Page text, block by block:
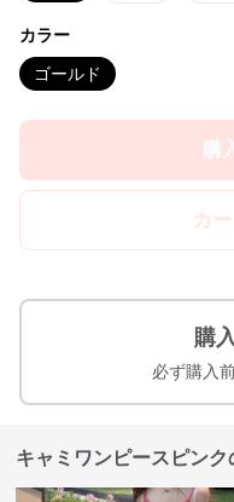
カラー
ゴールド
購
カ
購
必ず購入
キャミワンピースピンク